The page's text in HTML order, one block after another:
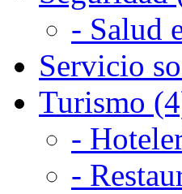
- Salud
Servicio
Turismo
-
-